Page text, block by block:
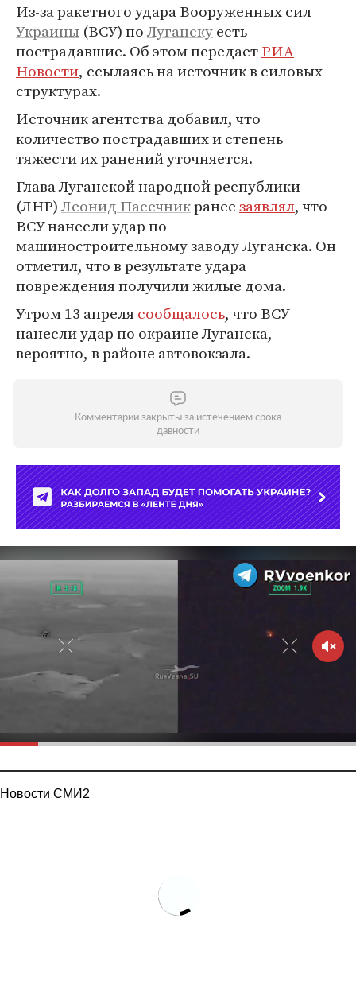
Из-за ракетного удара Вооруженных сил
Украины (ВСУ) поЛуганскуесть
пострадавшие. Об этом передаетРИА
Новости, ссылаясь на источник в силовых
структурах.
Источник агентства добавил, что
количество пострадавших и степень
тяжести их ранений уточняется.
Глава Луганской народной республики
(ЛНР)Леонид Пасечникранеезаявлял, что
ВСУ нанесли удар по
машиностроительному заводу Луганска. Он
отметил, что в результате удара
повреждения получили жилые дома.
Утром 13 апрелясообщалось, что ВСУ
нанесли удар по окраине Луганска,
вероятно, в районе автовокзала.
Комментарии закрыты за истечением срока
давности
Новости СМИ2